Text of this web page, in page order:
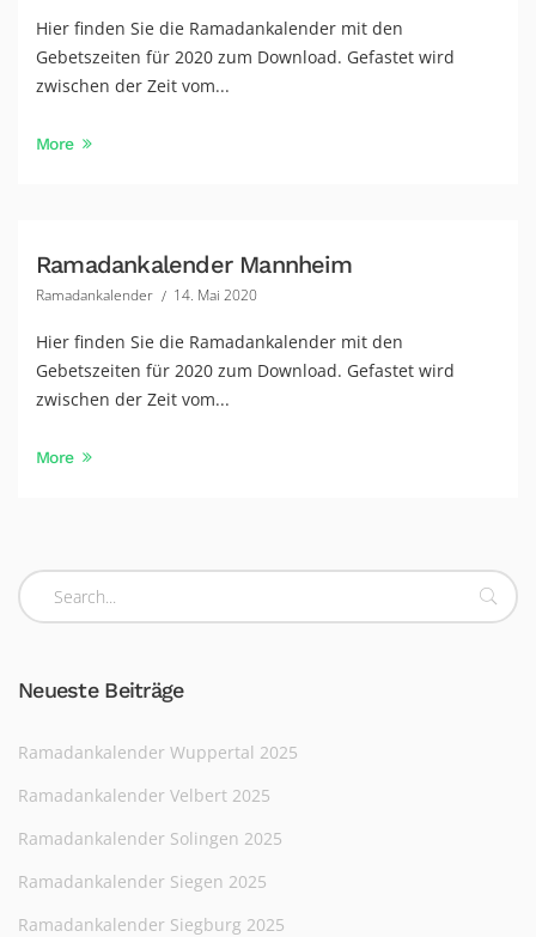
Hier finden Sie die Ramadankalender mit den
Gebetszeiten für 2020 zum Download. Gefastet wird
zwischen der Zeit vom...
More
Ramadankalender Mannheim
Ramadankalender 14. Mai 2020
Hier finden Sie die Ramadankalender mit den
Gebetszeiten für 2020 zum Download. Gefastet wird
zwischen der Zeit vom...
More
Neueste Beiträge
Ramadankalender Wuppertal 2025
Ramadankalender Velbert 2025
Ramadankalender Solingen 2025
Ramadankalender Siegen 2025
Ramadankalender Siegburg 2025